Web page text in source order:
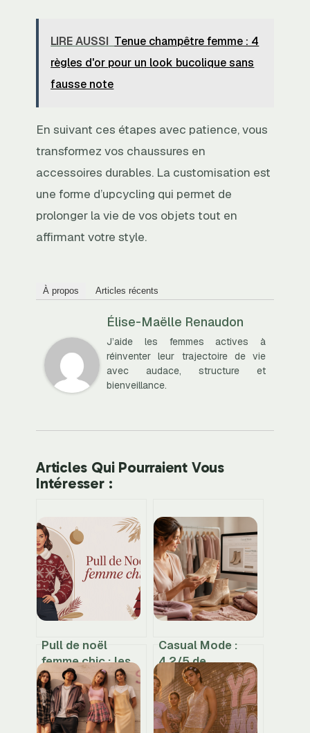
LIRE AUSSI Tenue champêtre femme : 4
règles d'or pour un look bucolique sans
fausse note
En suivant ces étapes avec patience, vous
transformez vos chaussures en
accessoires durables. La customisation est
une forme d’upcycling qui permet de
prolonger la vie de vos objets tout en
affirmant votre style.
À propos Articles récents
Élise-Maëlle Renaudon
J’aide les femmes actives à
réinventer leur trajectoire de vie
avec audace, structure et
bienveillance.
Articles Qui Pourraient Vous
Intéresser :
Pull de noël
femme chic : les
codes pour un
look festif élégant
Casual Mode :
4,2/5 de
satisfaction mais
une gestion des
retours à double
tranchant